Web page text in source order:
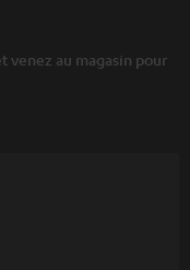
venez au magasin pour